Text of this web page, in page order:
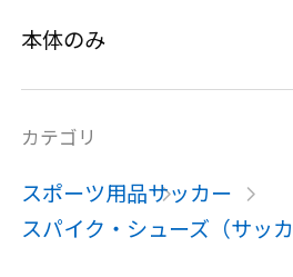
本体のみ
カテゴリ
スポーツ用品サッカー
スパイク・シューズ（サッカ